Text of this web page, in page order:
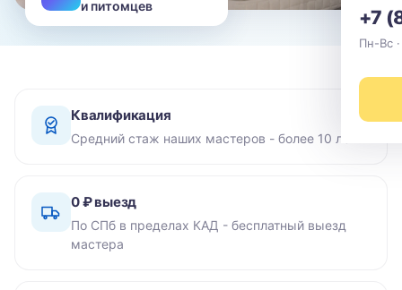
+7
Пн-Вс
и питомцев
Квалификация
Средний стаж наших мастеров - более 10 лет
0 ₽ выезд
По СПб в пределах КАД - бесплатный выезд
мастера